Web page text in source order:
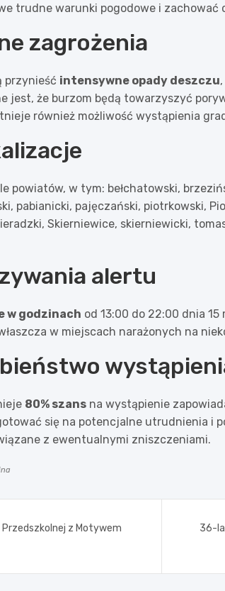
trudne warunki pogodowe i zachować
zagrożenia
przynieść intensywne opady deszczu
jest, że burzom będą towarzyszyć
również możliwość wystąpienia
powiatów, w tym: bełchatowski,
pabianicki, pajęczański, piotrkowski,
Skierniewice, skierniewicki,
alertu
w godzinach od 13:00 do 22:00 dnia
w miejscach narażonych na
80% szans na wystąpienie
się na potencjalne utrudnienia i
z ewentualnymi zniszczeniami.
Przedszkolnej z Motywem
36-